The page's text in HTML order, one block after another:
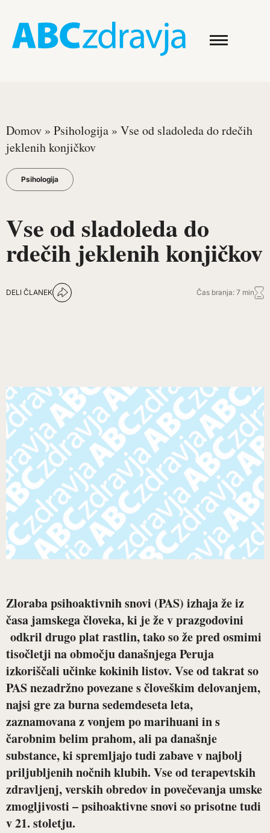
Domov » Psihologija » Vse od sladoleda do rdečih
jeklenih konjičkov
Psihologija
Vse od sladoleda do
rdečih jeklenih konjičkov
DELI ČLANEK Čas branja: 7 min
Zloraba psihoaktivnih snovi (PAS) izhaja že iz
časa jamskega človeka, ki je že v prazgodovini
odkril drugo plat rastlin, tako so že pred osmimi
tisočletji na območju današnjega Peruja
izkoriščali učinke kokinih listov. Vse od takrat so
PAS nezadržno povezane s človeškim delovanjem,
najsi gre za burna sedemdeseta leta,
zaznamovana z vonjem po marihuani in s
čarobnim belim prahom, ali pa današnje
substance, ki spremljajo tudi zabave v najbolj
priljubljenih nočnih klubih. Vse od terapevtskih
zdravljenj, verskih obredov in povečevanja umske
zmogljivosti – psihoaktivne snovi so prisotne tudi
v 21. stoletju.